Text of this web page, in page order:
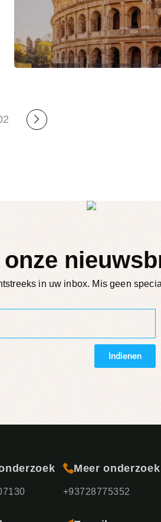
in uw inbox. Mis geen
Indienen
Meer onderzoek
+93728775352